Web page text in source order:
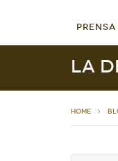
PRENSA
La
HOME